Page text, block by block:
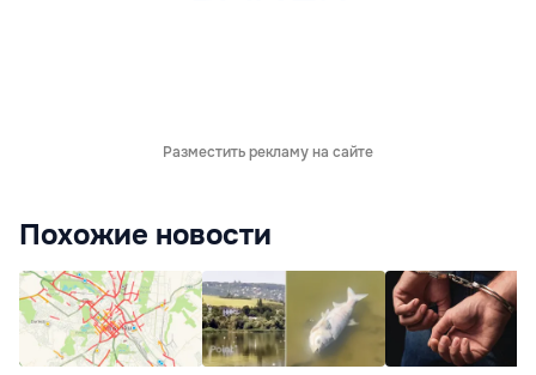
Разместить рекламу на сайте
Похожие новости